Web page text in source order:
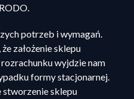
potrzeb i wymagań.
założenie sklepu
wyjdzie nam
formy stacjonarnej.
stworzenie sklepu